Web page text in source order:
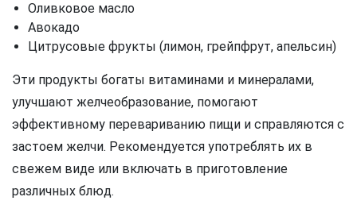
Оливковое масло
Авокадо
Цитрусовые фрукты (лимон, грейпфрут, апельсин)
Эти продукты богаты витаминами и минералами,
улучшают желчеобразование, помогают
эффективному перевариванию пищи и справляются с
застоем желчи. Рекомендуется употреблять их в
свежем виде или включать в приготовление
различных блюд.